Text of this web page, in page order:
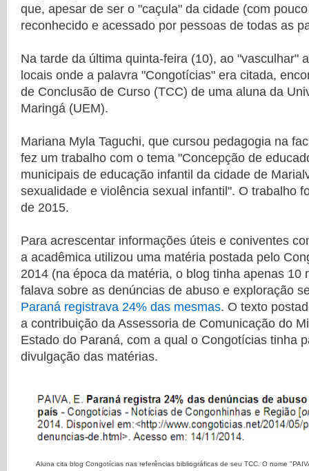
que, apesar de ser o "caçula" da cidade (com
reconhecido e acessado por pessoas de todas as
Na tarde da última quinta-feira (10), ao "vasculhar"
locais onde a palavra "Congotícias" era citada,
de Conclusão de Curso (TCC) de uma aluna da
Maringá (UEM).
Mariana Myla Taguchi, que cursou pedagogia na
fez um trabalho com o tema "Concepção de
municipais de educação infantil da cidade de
sexualidade e violência sexual infantil". O trabalho
de 2015.
Para acrescentar informações úteis e coniventes
a acadêmica utilizou uma matéria postada pelo
2014 (na época da matéria, o blog tinha apenas 10
falava sobre as denúncias de abuso e exploração
Paraná registrava 24% das mesmas. O texto
a contribuição da Assessoria de Comunicação do
Estado do Paraná, com a qual o Congotícias tinha
divulgação das matérias.
Aluna cita blog Congotícias nas referências bibliográficas de seu TCC. O nome